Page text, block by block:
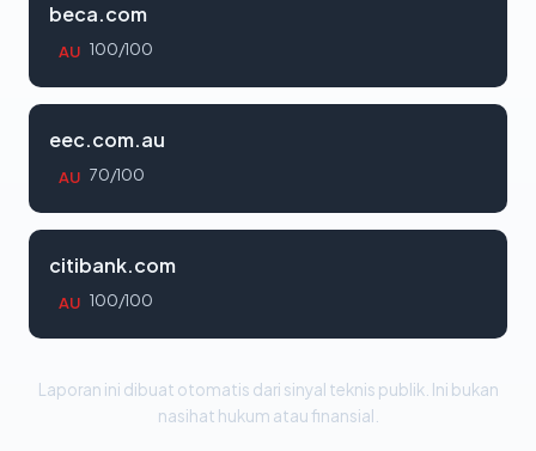
beca.com
AU 100/100
eec.com.au
AU 70/100
citibank.com
AU 100/100
Laporan ini dibuat otomatis dari sinyal teknis publik. Ini bukan
nasihat hukum atau finansial.